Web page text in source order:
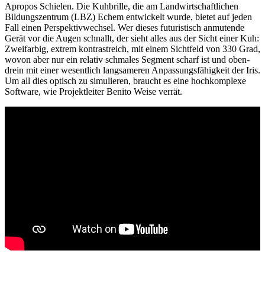
Apropos Schielen. Die Kuhbrille, die am Land­wirt­schaft­li­chen
Bildungs­zen­trum (LBZ) Echem entwi­ckelt wurde, bietet auf jeden
Fall einen Perspek­tiv­wechsel. Wer dieses futu­ris­tisch anmu­tende
Gerät vor die Augen schnallt, der sieht alles aus der Sicht einer Kuh:
Zwei­farbig, extrem kontrast­reich, mit einem Sicht­feld von 330 Grad,
wovon aber nur ein relativ schmales Segment scharf ist und oben­
drein mit einer wesent­lich lang­sa­meren Anpas­sungs­fä­hig­keit der Iris.
Um all dies optisch zu simu­lieren, braucht es eine hoch­kom­plexe
Soft­ware, wie Projekt­leiter Benito Weise verrät.